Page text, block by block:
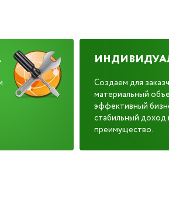
Создаем для
материальный
эффективный
стабильный доход
преимущество.